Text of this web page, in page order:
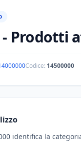
- Prodotti
Codice: 14500000
identifica la